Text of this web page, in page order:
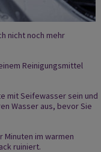
nicht noch mehr
Reinigungsmittel
mit Seifewasser sein und
Wasser aus, bevor Sie
Minuten im warmen
ruiniert.